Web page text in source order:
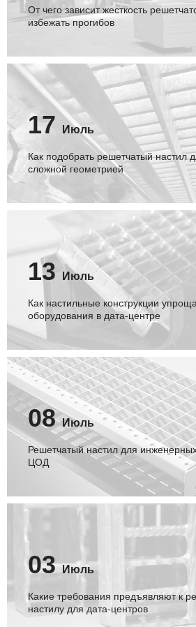
От чего зависит жесткость
избежать прогибов
17 Июль
Как подобрать решетчатый настил
сложной геометрией
13 Июль
Как настильные конструкции
оборудования в дата-центре
08 Июль
Решетчатый настил для
ЦОД
03 Июль
Какие требования предъявляют к
настилу для дата-центров